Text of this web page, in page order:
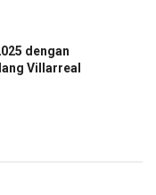
dengan
Villarreal